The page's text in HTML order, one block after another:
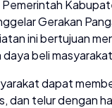
Pemerintah
Gerakan
ini bertujuan
beli
dapat
dan telur dengan